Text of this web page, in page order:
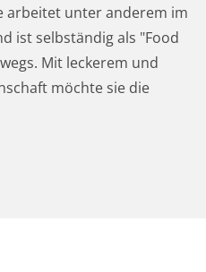
arbeitet unter anderem im
ist selbständig als "Food
Mit leckerem und
möchte sie die